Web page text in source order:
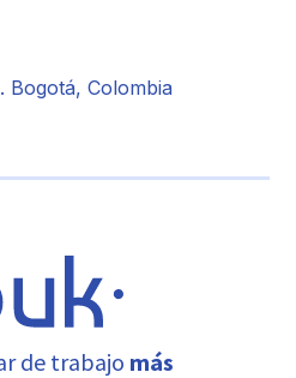
Bogotá, Colombia
de trabajo más